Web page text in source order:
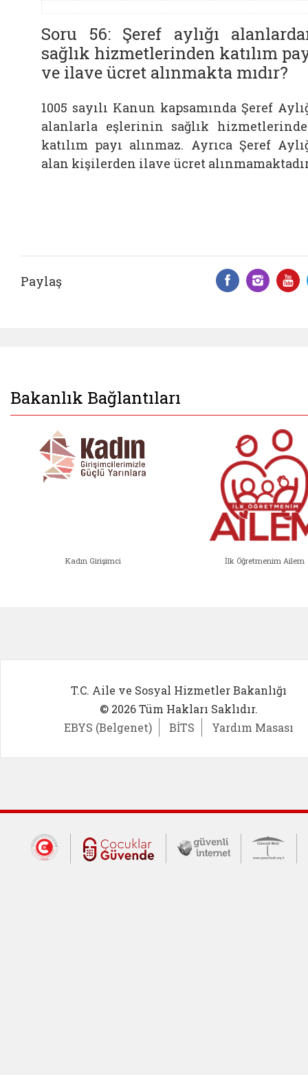
Soru 56: Şeref aylığı
sağlık hizmetlerinden katılım
ve ilave ücret alınmakta mıdır?
1005 sayılı Kanun kapsamında Şeref
alanlarla eşlerinin sağlık
katılım payı alınmaz. Ayrıca Şeref
alan kişilerden ilave ücret
Paylaş
Bakanlık Bağlantıları
Kadın Girişimci İlk Öğretmenim Ailem
T.C. Aile ve Sosyal Hizmetler Bakanlığı
© 2026 Tüm Hakları Saklıdır.
EBYS (Belgenet)
BİTS Yardım Masası
Dış Bağlantılar
Cumhurbaşkanlığı İletişim Merkezi
Çocuklar Güvende (yeni
Güvenli